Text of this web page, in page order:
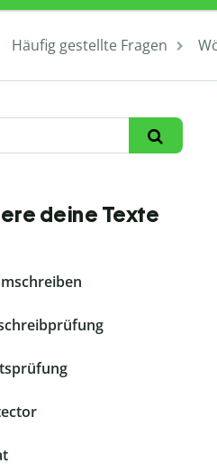
Häufig gestellte Fragen
deine Texte